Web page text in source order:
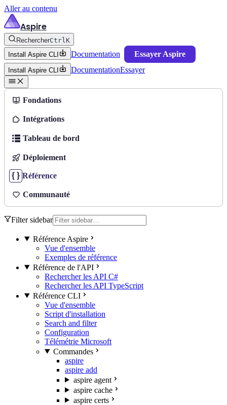
Aller au contenu
Aspire
RechercherCtrlK
Install Aspire CLI
Documentation Essayer Aspire
Install Aspire CLI DocumentationEssayer
Fondations
Intégrations
Tableau de bord
Déploiement
Référence
Communauté
Filter sidebar
Référence Aspire
Vue d'ensemble
Exemples de référence
Référence de l'API
Rechercher les API C#
Rechercher les API TypeScript
Référence CLI
Vue d'ensemble
Script d'installation
Search and filter
Configuration
Télémétrie Microsoft
Commandes
aspire
aspire add
aspire agent
aspire cache
aspire certs